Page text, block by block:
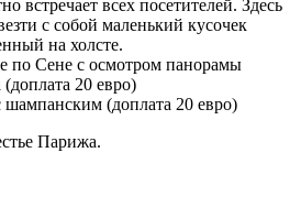
встречает всех посетителей. Здесь
с собой маленький кусочек
на холсте.
по Сене с осмотром панорамы
20 евро)
(доплата 20 евро)
Парижа.